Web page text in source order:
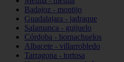
Badajoz - montijo
Guadalajara - jadraque
Salamanca - guijuelo
Córdoba - hornachuelos
Albacete - villarrobledo
Tarragona - tortosa